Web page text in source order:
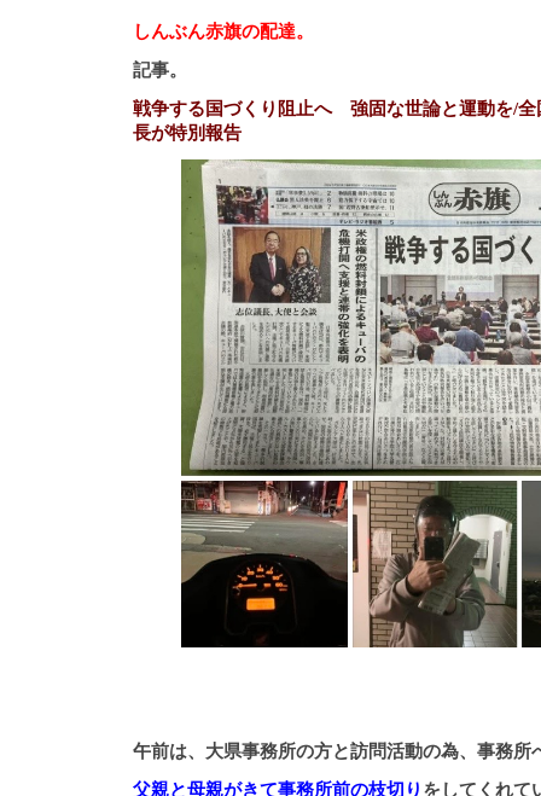
しんぶん赤旗の配達。
記事。
戦争する国づくり阻止へ 強固な世論と運動を/
長が特別報告
午前は、大県事務所の方と訪問活動の為、事務所
父親と母親がきて事務所前の枝切り をしてくれて